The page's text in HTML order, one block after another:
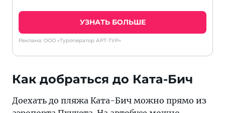
УЗНАТЬ БОЛЬШЕ
Реклама: ООО «Туроператор АРТ-ТУР»
Как добраться до Ката-Бич
Доехать до пляжа Ката-Бич можно прямо из